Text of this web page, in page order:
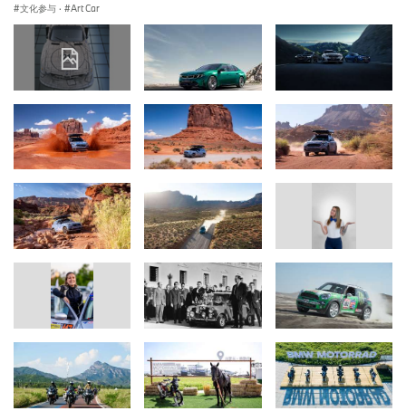
文化参与 · Art Car